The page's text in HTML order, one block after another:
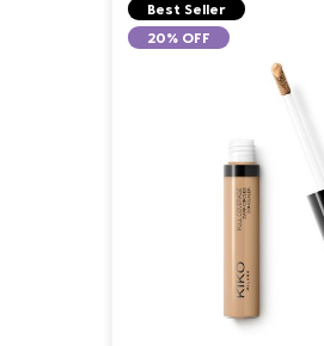
Best Seller
20% OFF